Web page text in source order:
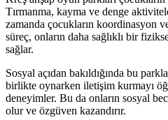
Tırmanma, kayma ve denge
zamanda çocukların koordinasyon
süreç, onların daha sağlıklı bir
sağlar.
Sosyal açıdan bakıldığında bu
birlikte oynarken iletişim kurmayı
deneyimler. Bu da onların sosyal
olur ve özgüven kazandırır.